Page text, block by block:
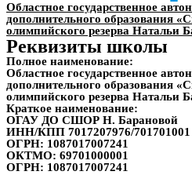
Областное государственное
дополнительного образования
олимпийского резерва Натальи
Реквизиты школы
Полное наименование:
Областное государственное
дополнительного образования
олимпийского резерва Натальи
Краткое наименование:
ОГАУ ДО СШОР Н. Барановой
ИНН/КПП 7017207976/701701001
ОГРН: 1087017007241
ОКТМО: 69701000001
ОГРН: 1087017007241